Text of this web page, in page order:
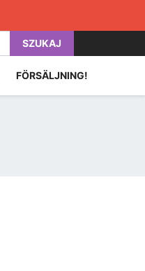
SZUKAJ
FÖRSÄLJNING!